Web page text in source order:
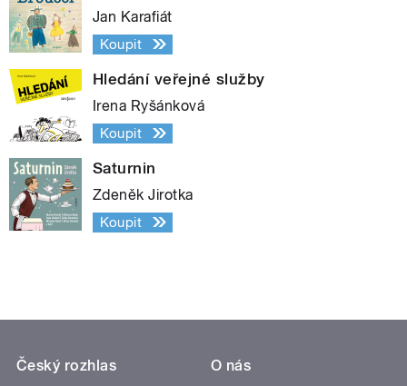
Jan Karafiát
Koupit
Hledání veřejné služby
Irena Ryšánková
Koupit
Saturnin
Zdeněk Jirotka
Koupit
Český rozhlas
O nás